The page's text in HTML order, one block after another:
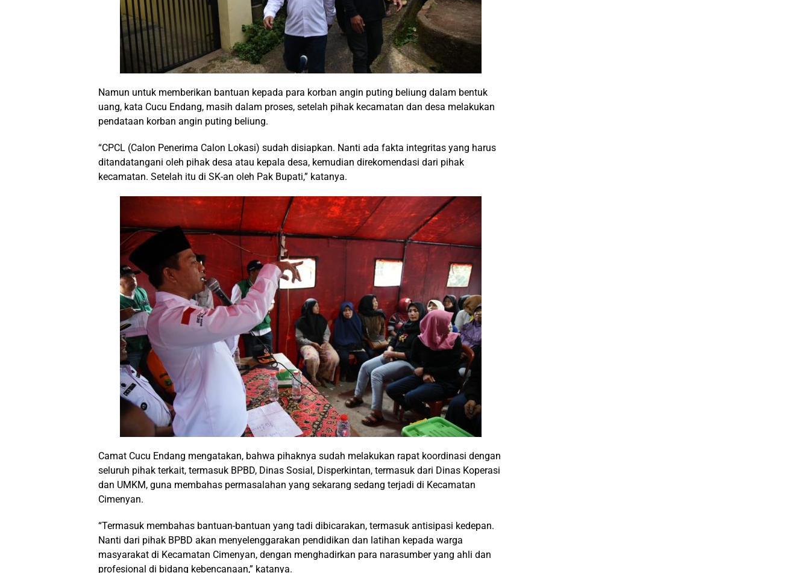
Namun untuk memberikan bantuan kepada para korban angin puting beliung dalam bentuk
uang, kata Cucu Endang, masih dalam proses, setelah pihak kecamatan dan desa melakukan
pendataan korban angin puting beliung.
“CPCL (Calon Penerima Calon Lokasi) sudah disiapkan. Nanti ada fakta integritas yang harus
ditandatangani oleh pihak desa atau kepala desa, kemudian direkomendasi dari pihak
kecamatan. Setelah itu di SK-an oleh Pak Bupati,” katanya.
Camat Cucu Endang mengatakan, bahwa pihaknya sudah melakukan rapat koordinasi dengan
seluruh pihak terkait, termasuk BPBD, Dinas Sosial, Disperkintan, termasuk dari Dinas Koperasi
dan UMKM, guna membahas permasalahan yang sekarang sedang terjadi di Kecamatan
Cimenyan.
“Termasuk membahas bantuan-bantuan yang tadi dibicarakan, termasuk antisipasi kedepan.
Nanti dari pihak BPBD akan menyelenggarakan pendidikan dan latihan kepada warga
masyarakat di Kecamatan Cimenyan, dengan menghadirkan para narasumber yang ahli dan
profesional di bidang kebencanaan,” katanya.